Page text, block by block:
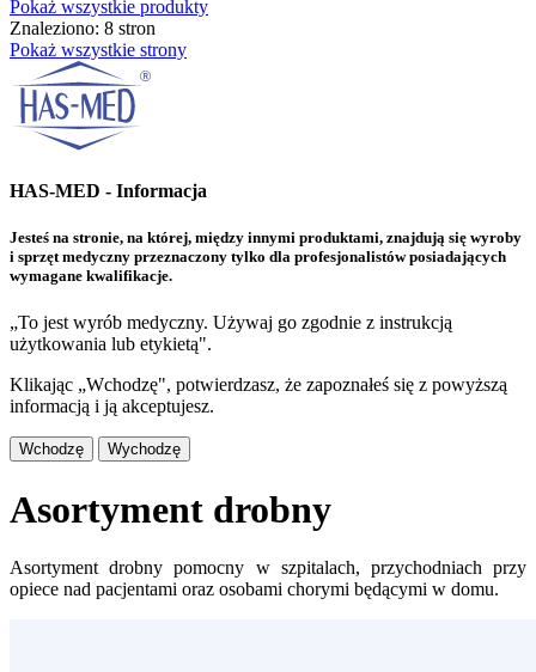
Pokaż wszystkie produkty
Znaleziono: 8 stron
Pokaż wszystkie strony
HAS-MED - Informacja
Jesteś na stronie, na której, między innymi produktami, znajdują się wyroby
i sprzęt medyczny przeznaczony tylko dla profesjonalistów posiadających
wymagane kwalifikacje.
„To jest wyrób medyczny. Używaj go zgodnie z instrukcją
użytkowania lub etykietą".
Klikając „Wchodzę", potwierdzasz, że zapoznałeś się z powyższą
informacją i ją akceptujesz.
Wchodzę Wychodzę
Asortyment drobny
Asortyment drobny pomocny w szpitalach, przychodniach przy
opiece nad pacjentami oraz osobami chorymi będącymi w domu.